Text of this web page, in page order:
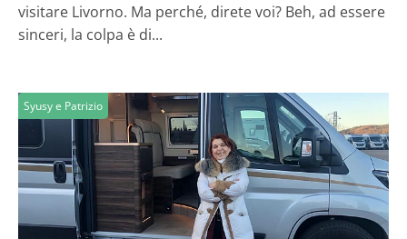
visitare Livorno. Ma perché, direte voi? Beh, ad essere
sinceri, la colpa è di...
Syusy e Patrizio